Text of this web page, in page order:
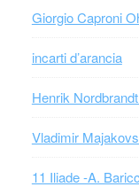
Giorgio Caproni
incarti d’arancia
Henrik
Vladimir
11 Iliade -A.